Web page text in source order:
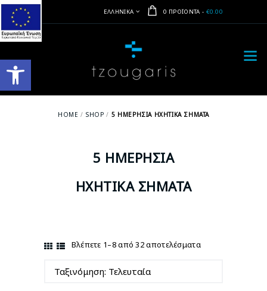
Ανοίξτε τη γραμμή εργαλείων
ΕΛΛΗΝΙΚΆ 0 ΠΡΟΪΌΝΤΑ - €0.00
HOME SHOP 5 ΗΜΕΡΉΣΙΑ ΗΧΗΤΙΚΆ ΣΉΜΑΤΑ
5 ΗΜΕΡΉΣΙΑ
ΗΧΗΤΙΚΆ ΣΉΜΑΤΑ
Βλέπετε 1–8 από 32 αποτελέσματαSorted